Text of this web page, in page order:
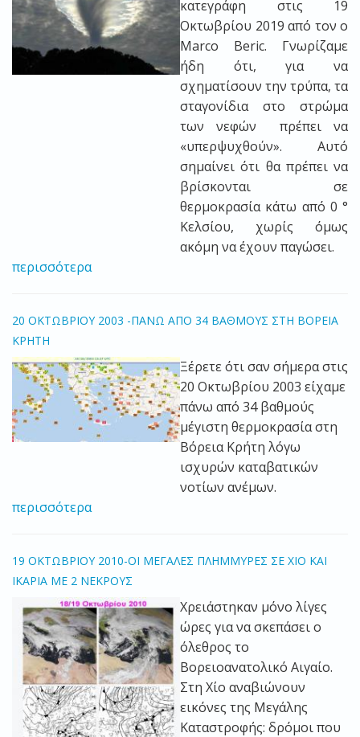
κατεγράφη στις 19
Οκτωβρίου 2019 από τον ο
Marco Beric. Γνωρίζαμε
ήδη ότι, για να
σχηματίσουν την τρύπα, τα
σταγονίδια στο στρώμα
των νεφών πρέπει να
«υπερψυχθούν». Αυτό
σημαίνει ότι θα πρέπει να
βρίσκονται σε
θερμοκρασία κάτω από 0 °
Κελσίου, χωρίς όμως
ακόμη να έχουν παγώσει.
περισσότερα
20 ΟΚΤΩΒΡΙΟΥ 2003 -ΠΑΝΩ ΑΠΟ 34 ΒΑΘΜΟΥΣ ΣΤΗ ΒΟΡΕΙΑ
ΚΡΗΤΗ
Ξέρετε ότι σαν σήμερα στις
20 Οκτωβρίου 2003 είχαμε
πάνω από 34 βαθμούς
μέγιστη θερμοκρασία στη
Βόρεια Κρήτη λόγω
ισχυρών καταβατικών
νοτίων ανέμων.
περισσότερα
19 ΟΚΤΩΒΡΙΟΥ 2010-ΟΙ ΜΕΓΑΛΕΣ ΠΛΗΜΜΥΡΕΣ ΣΕ ΧΙΟ ΚΑΙ
ΙΚΑΡΙΑ ΜΕ 2 ΝΕΚΡΟΥΣ
Χρειάστηκαν μόνο λίγες
ώρες για να σκεπάσει ο
όλεθρος το
Βορειοανατολικό Αιγαίο.
Στη Χίο αναβιώνουν
εικόνες της Μεγάλης
Καταστροφής: δρόμοι που